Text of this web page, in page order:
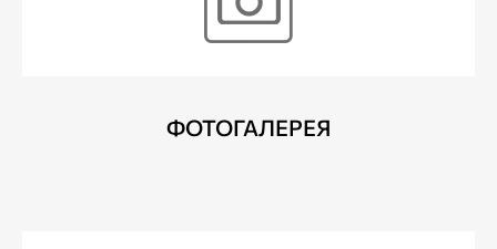
ФОТОГАЛЕРЕЯ